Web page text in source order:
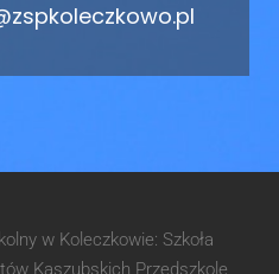
w Koleczkowie: Szkoła
Kaszubskich Przedszkole